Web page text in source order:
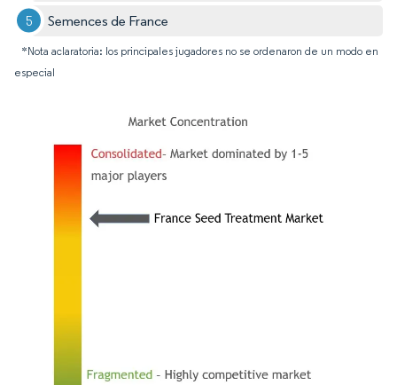
Semences de France
*Nota aclaratoria: los principales jugadores no se ordenaron de un modo en
especial